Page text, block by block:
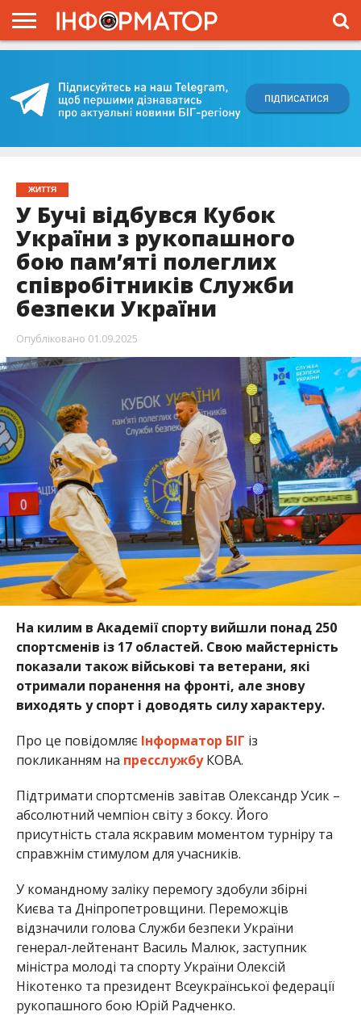
ПРОЄКТ
ЖИТТЯ
У Бучі відбувся Кубок
України з рукопашного
бою пам’яті полеглих
співробітників Служби
безпеки України
Опубліковано 01.09.2025
На килим в Академії спорту вийшли понад 250
спортсменів із 17 областей. Свою майстерність
показали також військові та ветерани, які
отримали поранення на фронті, але знову
виходять у спорт і доводять силу характеру.
Про це повідомляє Інформатор БІГ із
покликанням на пресслужбуКОВА.
Підтримати спортсменів завітав Олександр Усик –
абсолютний чемпіон світу з боксу. Його
присутність стала яскравим моментом турніру та
справжнім стимулом для учасників.
У командному заліку перемогу здобули збірні
Києва та Дніпропетровщини. Переможців
відзначили голова Служби безпеки України
генерал-лейтенант Василь Малюк, заступник
міністра молоді та спорту України Олексій
Нікотенко та президент Всеукраїнської федерації
рукопашного бою Юрій Радченко.